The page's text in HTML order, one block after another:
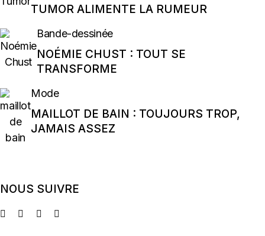
TUMOR ALIMENTE LA RUMEUR
Bande-dessinée
NOÉMIE CHUST : TOUT SE
TRANSFORME
Mode
MAILLOT DE BAIN : TOUJOURS TROP,
JAMAIS ASSEZ
NOUS SUIVRE